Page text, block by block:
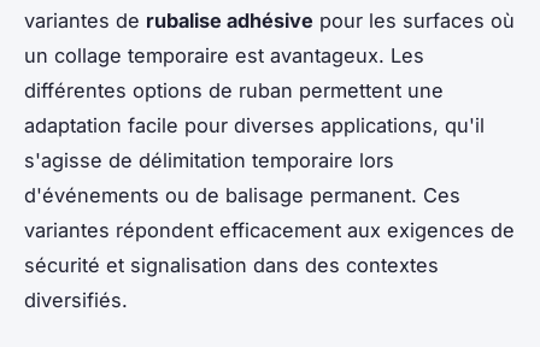
variantes de rubalise adhésive pour les surfaces où
un collage temporaire est avantageux. Les
différentes options de ruban permettent une
adaptation facile pour diverses applications, qu'il
s'agisse de délimitation temporaire lors
d'événements ou de balisage permanent. Ces
variantes répondent efficacement aux exigences de
sécurité et signalisation dans des contextes
diversifiés.